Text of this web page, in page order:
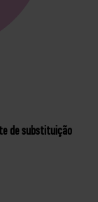
de substituição